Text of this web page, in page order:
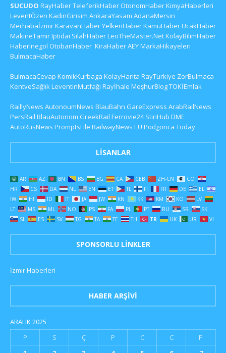
SUCUDO RayHaberTeleferikHaber OtonomHaberKimyaHaberleri
LeventÖzen KadinGirisim AnkaraYasam AdanaMersin
MerhabaİzmirKaravanHaberYelkenHaberKamuHaberUcakHaber
MakineTamirIptidai SilahHaberLeoTheMaster.NetKolayBilimHaber
HaberInegol OtobanHaber KiraHaberAEYMarkaHikayeleri
BulmacaHaber
BulmacaCevap KomikKurbaga KolayHarita RayTurkiye ZorBulmaca
KentveSağlık LeventinMutfağı Rayİhale MeşhurBlogTOKİEmlak
RaillyNews AutonoumNews BlauBahn GareExpress ArabRailNews
PersRail BlauAutonom GreekRail Ferrovie24 StiriHub DME
AutoRusNews PromptsFile RailwayNews EU Podgorica Today
LISANLAR
AR AZ BN BS BG CA CEB ZH-CN
CO
HR
CS DA NL EN ET TL FI FR DE
EL
IW
HI ID IT JA JW KN KK KM KO
LV
LT
MS ML NO PS FA PL PT RU SR
SK
SL
ES SV TG TA TE TH TR UK UR VI
SPONSORLU LINKLER
İzmir Haberleri
HABER ARŞIVI
ARALIK 2025
P
S Ç P C C
P